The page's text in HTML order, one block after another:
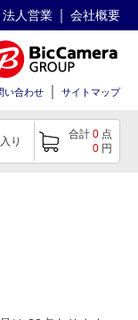
法人営業 会社概要
い合わせ サイトマップ
り
合計 0 点
0 円